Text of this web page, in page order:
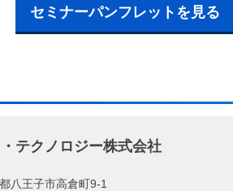
セミナーパンフレットを見る
テクノロジー株式会社
八王子市高倉町9-1